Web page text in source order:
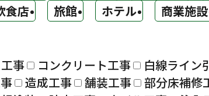
食店
旅館 ホテル 商業施設
事 コンクリート工事 白線ライン
造成工事 舗装工事 部分床補修